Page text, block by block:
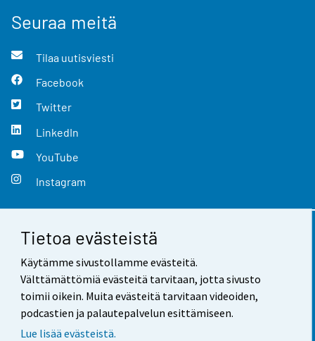
Tietoa evästeistä
Käytämme sivustollamme evästeitä.
Välttämättömiä evästeitä tarvitaan, jotta sivusto
toimii oikein. Muita evästeitä tarvitaan videoiden,
podcastien ja palautepalvelun esittämiseen.
Lue lisää evästeistä.
Seuraa meitä
Tilaa uutisviesti
Facebook
Twitter
LinkedIn
YouTube
Instagram
Yhteystiedot
Palaute
Käyttöehdot